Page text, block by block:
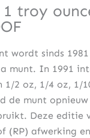
troy
wordt sinds
munt. In 1991
1/2 oz, 1/4 oz, 1/
de munt
Deze editie
(RP) afwerking